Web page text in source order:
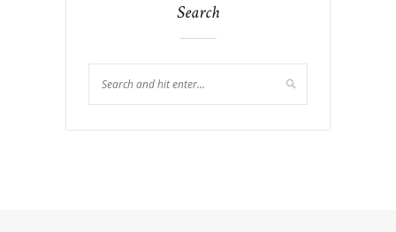
Search